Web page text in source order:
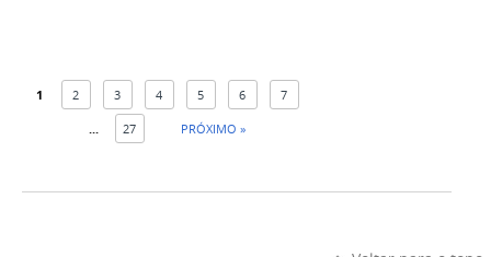
1 2 3 4 5 6 7
... 27 PRÓXIMO »